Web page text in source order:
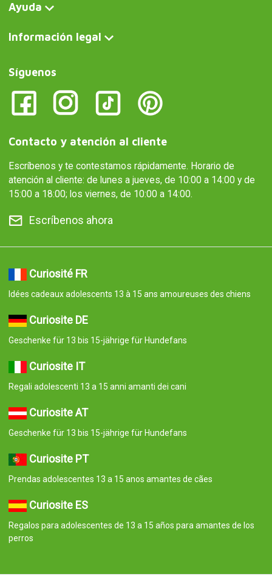
Ayuda
Información legal
Síguenos
Contacto y atención al cliente
Escríbenos y te contestamos rápidamente. Horario de
atención al cliente: de lunes a jueves, de 10:00 a 14:00 y de
15:00 a 18:00; los viernes, de 10:00 a 14:00.
Escríbenos ahora
Curiosité FR
Idées cadeaux adolescents 13 à 15 ans amoureuses des chiens
Curiosite DE
Geschenke für 13 bis 15-jährige für Hundefans
Curiosite IT
Regali adolescenti 13 a 15 anni amanti dei cani
Curiosite AT
Geschenke für 13 bis 15-jährige für Hundefans
Curiosite PT
Prendas adolescentes 13 a 15 anos amantes de cães
Curiosite ES
Regalos para adolescentes de 13 a 15 años para amantes de los
perros